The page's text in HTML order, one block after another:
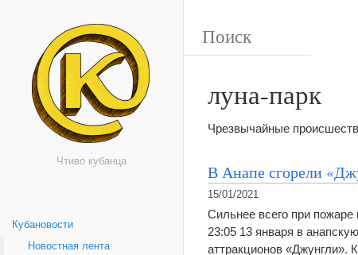
Чтиво кубанца
Кубановости
Новостная лента
луна-парк
Чрезвычайные
В Анапе сгорели
15/01/2021
Сильнее всего при
23:05 13 января в
аттракционов «Джунгли».